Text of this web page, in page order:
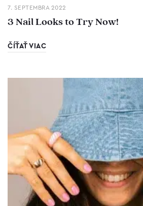
7. SEPTEMBRA 2022
3 Nail Looks to Try Now!
ČÍŤAŤ VIAC